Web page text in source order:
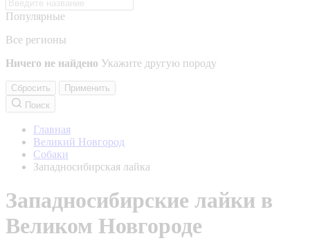
Популярные
Все регионы
Ничего не найдено Укажите другую породу
Сбросить
Применить
Поиск
Главная
Великий Новгород
Собаки
Западносибирская лайка
Западносибирские лайки в
Великом Новгороде